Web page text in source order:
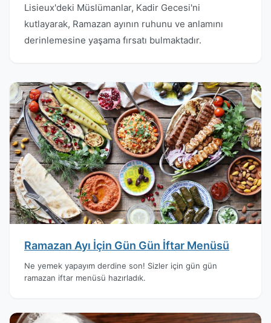
Lisieux'deki Müslümanlar, Kadir Gecesi'ni
kutlayarak, Ramazan ayının ruhunu ve anlamını
derinlemesine yaşama fırsatı bulmaktadır.
Ramazan Ayı İçin Gün Gün İftar Menüsü
Ne yemek yapayım derdine son! Sizler için gün gün
ramazan iftar menüsü hazırladık.